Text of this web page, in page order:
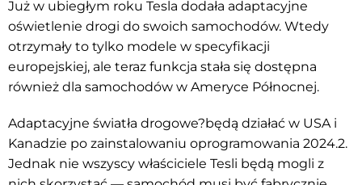
Już w ubiegłym roku Tesla dodała adaptacyjne
oświetlenie drogi do swoich samochodów. Wtedy
otrzymały to tylko modele w specyfikacji
europejskiej, ale teraz funkcja stała się dostępna
również dla samochodów w Ameryce Północnej.
Adaptacyjne światła drogowe?będą działać w USA i
Kanadzie po zainstalowaniu oprogramowania 2024.2.
Jednak nie wszyscy właściciele Tesli będą mogli z